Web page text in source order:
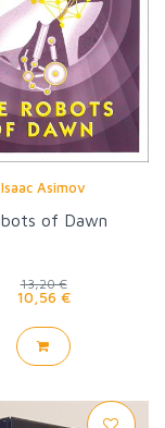
Isaac Asimov
of Dawn
13,20 €
10,56 €